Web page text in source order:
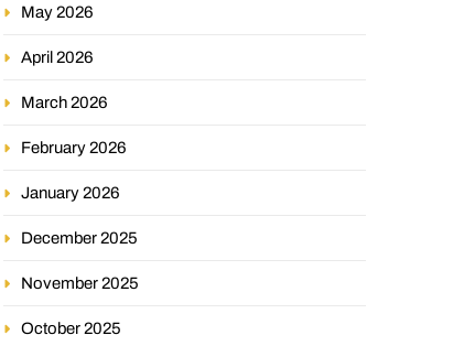
May 2026
April 2026
March 2026
February 2026
January 2026
December 2025
November 2025
October 2025